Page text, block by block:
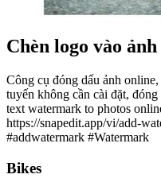
Chèn logo vào
Công cụ đóng dấu ảnh
tuyến không cần cài đặt,
text watermark to photos
https://snapedit.app/vi/add-
#addwatermark #Watermark
Bikes